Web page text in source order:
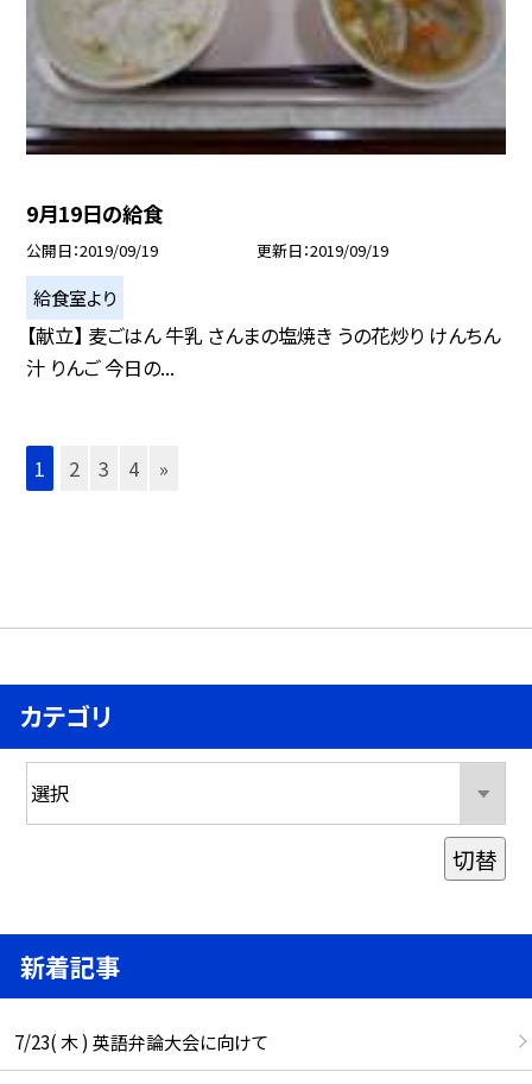
9月19日の給食
公開日 2019/09/19 更新日 2019/09/19
給食室より
【献立】 麦ごはん 牛乳 さんまの塩焼き うの花炒り けんちん
汁 りんご 今日の...
1 2 3 4 »
カテゴリ
切替
新着記事
7/23( 木 ) 英語弁論大会に向けて